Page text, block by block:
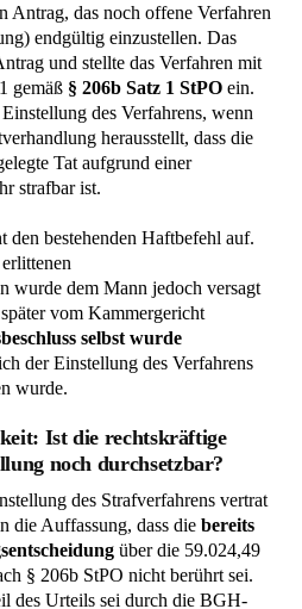
Antrag, das noch offene Verfahren
endgültig einzustellen. Das
und stellte das Verfahren mit
gemäß § 206b Satz 1 StPO ein.
des Verfahrens, wenn
herausstellt, dass die
Tat aufgrund einer
strafbar ist.
den bestehenden Haftbefehl auf.
wurde dem Mann jedoch versagt
vom Kammergericht
selbst wurde
der Einstellung des Verfahrens
wurde.
Ist die rechtskräftige
noch durchsetzbar?
des Strafverfahrens vertrat
die Auffassung, dass die bereits
über die 59.024,49
§ 206b StPO nicht berührt sei.
des Urteils sei durch die BGH-